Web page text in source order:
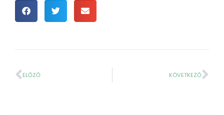
ELŐZŐ KÖVETKEZŐ